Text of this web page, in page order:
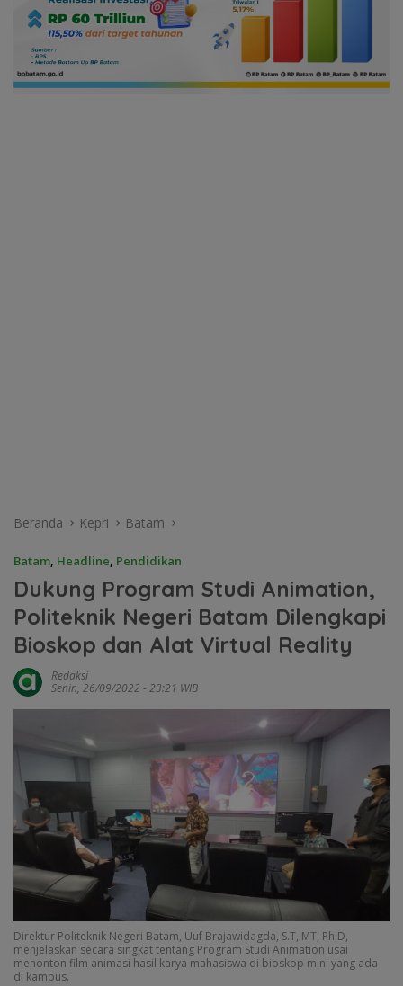
Beranda Kepri Batam
Batam, Headline, Pendidikan
Dukung Program Studi Animation,
Politeknik Negeri Batam Dilengkapi
Bioskop dan Alat Virtual Reality
Redaksi
Senin, 26/09/2022 - 23:21 WIB
Direktur Politeknik Negeri Batam, Uuf Brajawidagda, S.T, MT, Ph.D,
menjelaskan secara singkat tentang Program Studi Animation usai
menonton film animasi hasil karya mahasiswa di bioskop mini yang ada
di kampus.